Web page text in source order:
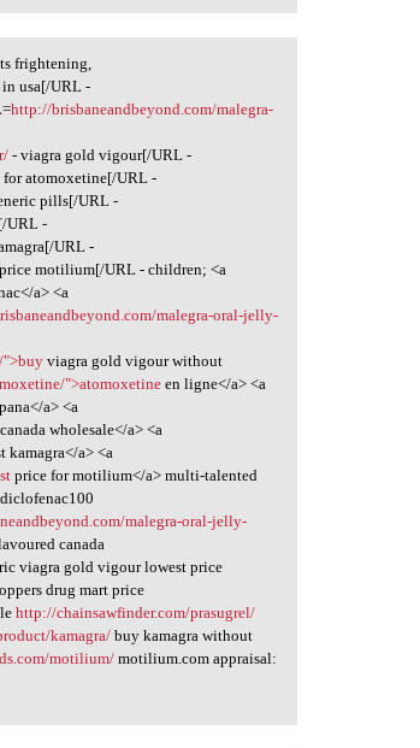
frightening,
usa[/URL -
http://brisbaneandbeyond.com/malegra-
- viagra gold vigour[/URL -
for atomoxetine[/URL -
pills[/URL -
URL -
URL -
motilium[/URL - children; <a
a> <a
malegra-oral-jelly-
">buy viagra gold vigour without
">atomoxetine en ligne</a> <a
a> <a
wholesale</a> <a
kamagra</a> <a
price for motilium</a> multi-talented
diclofenac100
malegra-oral-jelly-
canada
viagra gold vigour lowest price
drug mart price
http://chainsawfinder.com/prasugrel/
kamagra/buy kamagra without
motilium/motilium.com appraisal: